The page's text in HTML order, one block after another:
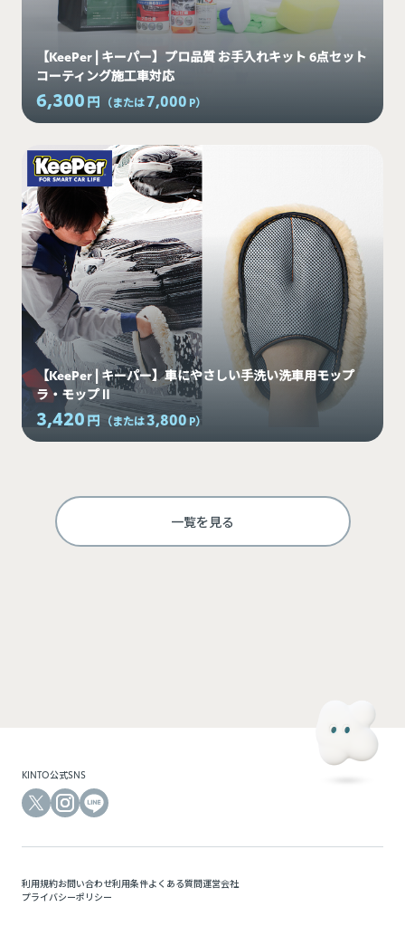
【KeePer | キーパー】プロ品質 お手入れキット 6点セット
コーティング施工車対応
6,300 円 （または7,000 P）
【KeePer | キーパー】車にやさしい手洗い洗車用モップ
ラ・モップⅡ
3,420 円 （または3,800P）
一覧を見る
KINTO公式SNS
利用規約お問い合わせ利用条件よくある質問運営会社
プライバシーポリシー